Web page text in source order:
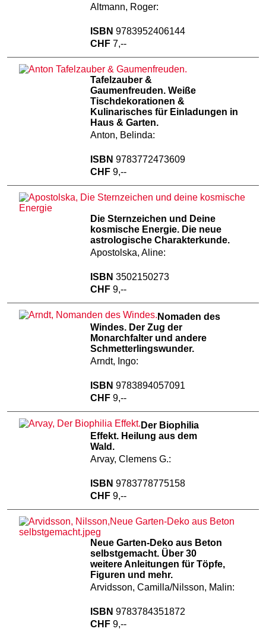
Altmann, Roger:
ISBN 9783952406144
CHF 7,--
Tafelzauber &
Gaumenfreuden. Weiße
Tischdekorationen &
Kulinarisches für Einladungen in
Haus & Garten.
Anton, Belinda:
ISBN 9783772473609
CHF 9,--
Die Sternzeichen und Deine
kosmische Energie. Die neue
astrologische Charakterkunde.
Apostolska, Aline:
ISBN 3502150273
CHF 9,--
Nomaden des
Windes. Der Zug der
Monarchfalter und andere
Schmetterlingswunder.
Arndt, Ingo:
ISBN 9783894057091
CHF 9,--
Der Biophilia
Effekt. Heilung aus dem
Wald.
Arvay, Clemens G.:
ISBN 9783778775158
CHF 9,--
Neue Garten-Deko aus Beton
selbstgemacht. Über 30
weitere Anleitungen für Töpfe,
Figuren und mehr.
Arvidsson, Camilla/Nilsson, Malin:
ISBN 9783784351872
CHF 9,--